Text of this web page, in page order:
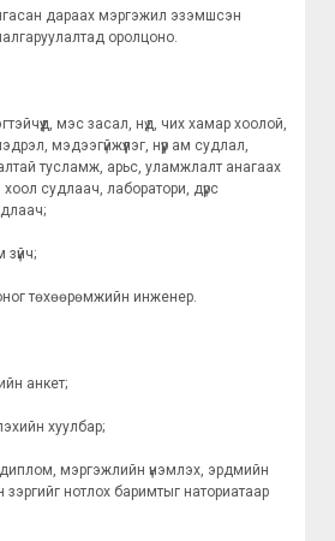
дараах мэргэжил эзэмшсэн
оролцоно.
мэс засал, нүд, чих хамар хоолой,
мэдээгүйжүүлэг, нүүр ам судлал,
тусламж, арьс, уламжлалт анагаах
судлаач, лаборатори, дүрс
төхөөрөмжийн инженер.
анкет;
хуулбар;
мэргэжлийн үнэмлэх, эрдмийн
нотлох баримтыг наториатаар